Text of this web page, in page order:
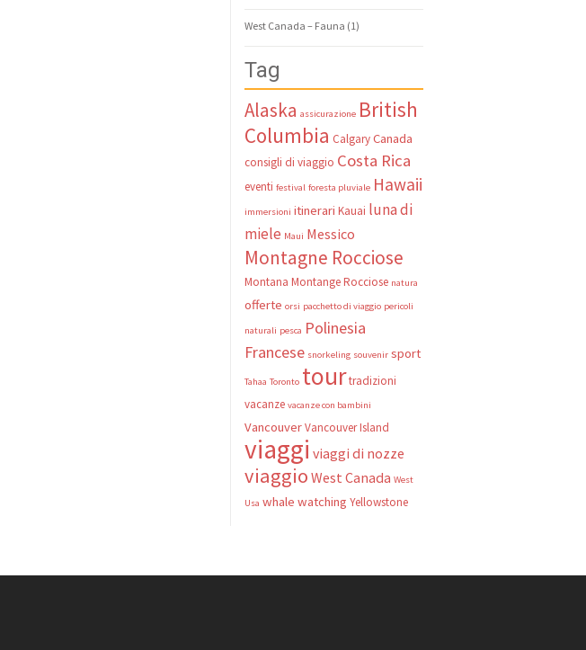
West Canada – Fauna (1)
Tag
Alaska assicurazione British
Columbia CalgaryCanada
consigli di viaggio Costa Rica
eventi festival foresta pluviale Hawaii
immersioni itinerari Kauai luna di
miele Maui Messico
Montagne Rocciose
Montana Montange Rocciose natura
offerte orsi pacchetto di viaggio pericoli
naturali pesca Polinesia
Francese snorkeling souvenir sport
Tahaa Toronto tourtradizioni
vacanze vacanze con bambini
VancouverVancouver Island
viaggi viaggi di nozze
viaggio West Canada West
Usa whale watching Yellowstone